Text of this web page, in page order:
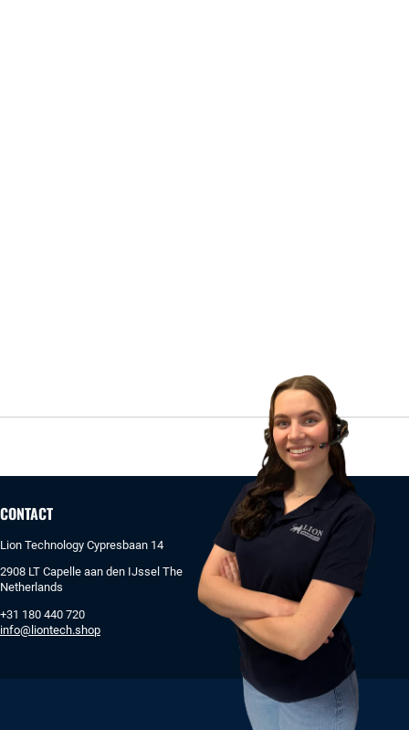
CONTACT
Lion Technology Cypresbaan 14
2908 LT Capelle aan den IJssel The
Netherlands
+31 180 440 720
info@liontech.shop